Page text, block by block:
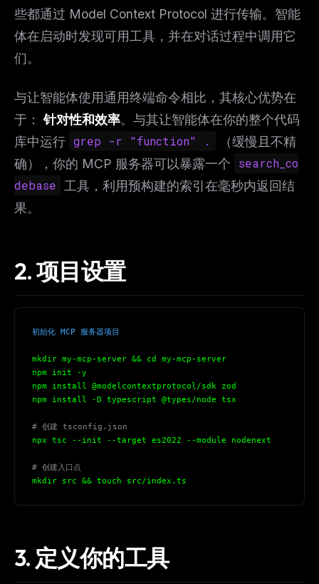
些都通过 Model Context Protocol 进行传输。智能
体在启动时发现可用工具，并在对话过程中调用它
们。
与让智能体使用通用终端命令相比，其核心优势在
于：针对性和效率。与其让智能体在你的整个代码
库中运行 grep -r "function" .
（缓慢且不精
确），你的 MCP 服务器可以暴露一个
search_co
debase
工具，利用预构建的索引在毫秒内返回结
果。
2. 项目设置
初始化 MCP 服务器项目
mkdir my-mcp-server && cd my-mcp-server
npm init -y
npm install @modelcontextprotocol/sdk zod
npm install -D typescript @types/node tsx
# 创建 tsconfig.json
npx tsc --init --target es2022 --module nodenext
# 创建入口点
mkdir src && touch src/index.ts
3. 定义你的工具